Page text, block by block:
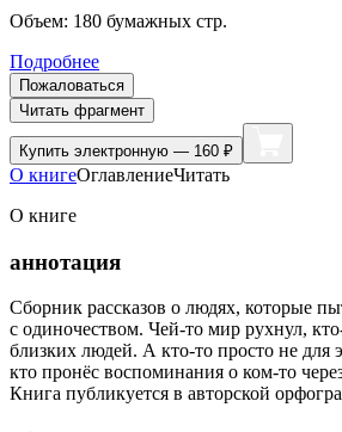
Объем: 180 бумажных стр.
Подробнее
Пожаловаться
Читать фрагмент
Купить электронную — 160 ₽
О книгеОглавлениеЧитать
О книге
аннотация
Сборник рассказов о людях, которые
с одиночеством. Чей-то мир рухнул,
близких людей. А кто-то просто не для
кто пронёс воспоминания о ком-то
Книга публикуется в авторской